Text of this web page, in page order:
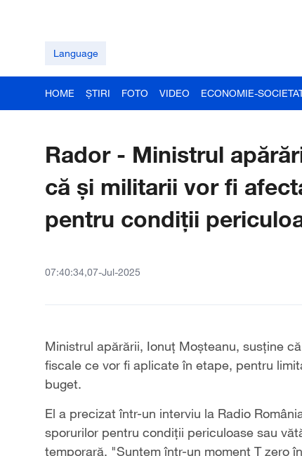
Language
HOME ȘTIRI FOTO VIDEO ECONOMIE-
Rador - Ministrul
că și militarii vor fi
pentru condiții
07:40:34,07-Jul-2025
Ministrul apărării, Ionuț Moșteanu, susține
fiscale ce vor fi aplicate în etape, pentru
buget.
El a precizat într-un interviu la Radio
sporurilor pentru condiții periculoase sau
temporară. "Suntem într-un moment T zero